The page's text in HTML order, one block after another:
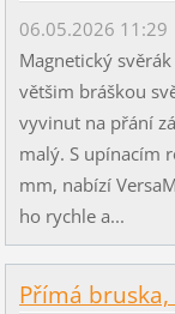
06.05.2026 11:29
Magnetický
většim bráškou
vyvinut na přání
malý. S upínacím
mm, nabízí
ho rychle a...
Přímá